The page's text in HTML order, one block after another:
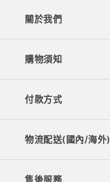
關於我們
購物須知
付款方式
物流配送(國內/海外)
售後服務